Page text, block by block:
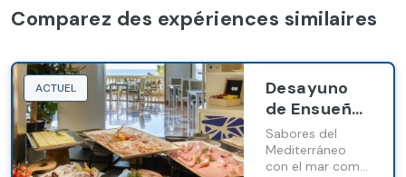
Comparez des expériences similaires
ACTUEL
Desayuno
de Ensueño:
Sabores y
Sensaciones
Frente al
Sabores del
Mediterráneo
con el mar como